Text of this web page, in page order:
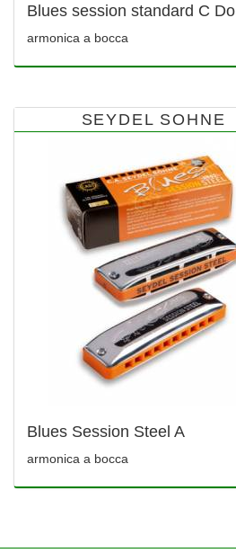
Blues session standard C Do
armonica a bocca
SEYDEL SOHNE
Blues Session Steel A
armonica a bocca